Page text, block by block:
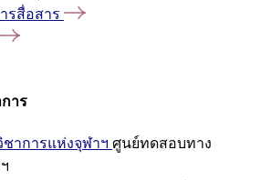
รสื่อสาร
าร
าการแห่งจุฬาฯ ศูนย์ทดสอบทาง